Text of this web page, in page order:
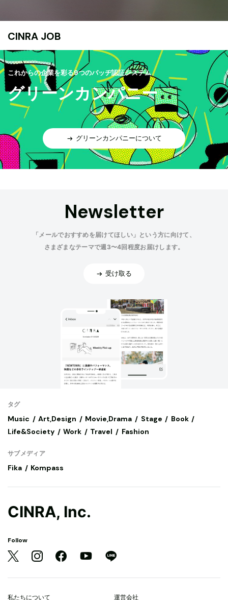
CINRA JOB
これからの企業を彩る9つのバッヂ認証システム
グリーンカンパニー
グリーンカンパニーについて
Newsletter
「メールでおすすめを届けてほしい」という方に向けて、
さまざまなテーマで週3〜4回程度お届けします。
受け取る
タグ
Music Art,Design Movie,Drama Stage
Book
Life&Society
Work Travel Fashion
サブメディア
Fika Kompass
CINRA, Inc.
Follow
私たちについて 運営会社